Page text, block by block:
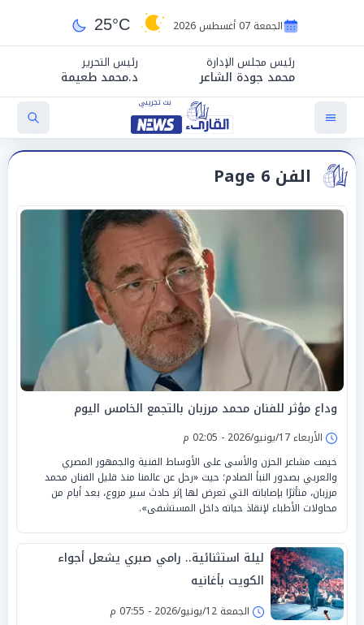
الجمعة 07 أغسطس 2026 25°C
رئيس مجلس الإدارة
محمد جودة الشاعر
رئيس التحرير
د.محمد طعيمة
الفن Page 6
وداع مؤثر للفنان محمد مرزبان بالتجمع الخامس اليوم
الأربعاء 17/يونيو/2026 - 02:05 م
خيمت مشاعر الحزن والأسى على الأوساط الفنية والجمهور المصري
والعربي بصدور النبأ الصادم؛ حيث «رحل عن عالمنا منذ قليل الفنان محمد
مرزبان، متأثرًا بإصاباته التي تعرض لها إثر حادث سير مروع، بعد أيام من
محاولات الأطباء لإنقاذ حياته داخل المستشفى».
ليلة استثنائية.. رامي صبري يشعل أجواء
الكويت بأغانيه
الجمعة 12/يونيو/2026 - 07:55 م